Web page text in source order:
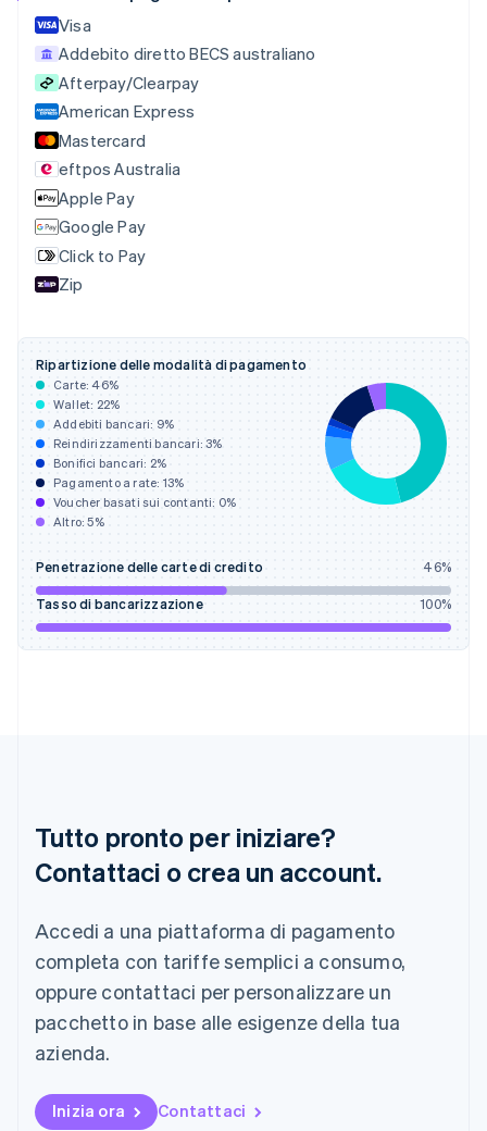
Visa
Addebito diretto BECS australiano
Afterpay/Clearpay
American Express
Mastercard
eftpos Australia
Apple Pay
Google Pay
Click to Pay
Zip
Ripartizione delle modalità di pagamento
Carte:46%
Wallet: 22%
Addebiti bancari: 9%
Reindirizzamenti bancari:3%
Bonifici bancari: 2%
Pagamento a rate: 13%
Voucher basati sui contanti: 0%
Altro:5%
Penetrazione delle carte di credito 46%
Tasso di bancarizzazione 100%
Tutto pronto per iniziare?
Contattaci o crea un account.
Accedi a una piattaforma di pagamento
completa con tariffe semplici a consumo,
oppure contattaci per personalizzare un
pacchetto in base alle esigenze della tua
azienda.
Inizia ora Contattaci
English
Canada
EnglishFrançais
Cina continentale
简体中文 English
English
Croazia
EnglishItaliano
Danimarca
English
Emirati Arabi Uniti
English
Estonia
EnglishSvenska
Francia
Français English
Germania
DeutschEnglish
Giappone
日本語English
Gibilterra
Grecia
English
India
English
Irlanda
Lituania
English
Lussemburgo
Malaysia
简体中文
Malta
English
Messico
EspañolEnglish
Norvegia
Nuova Zelanda
English